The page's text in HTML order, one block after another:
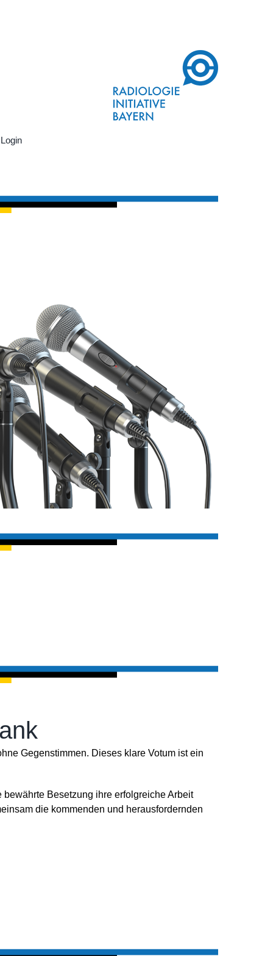
Login
Gegenstimmen. Dieses klare Votum ist ein
Besetzung ihre erfolgreiche Arbeit
die kommenden und herausfordernden